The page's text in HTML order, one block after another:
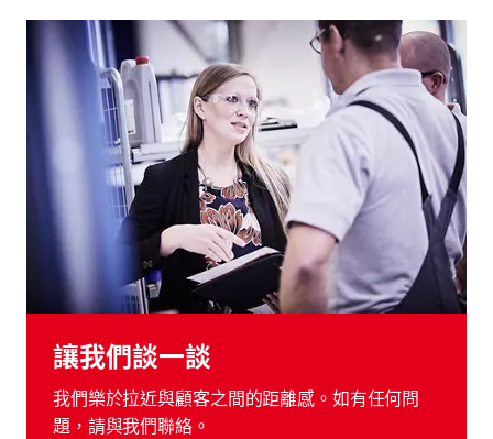
讓我們談一談
我們樂於拉近與顧客之間的距離感。如有任何問
題，請與我們聯絡。